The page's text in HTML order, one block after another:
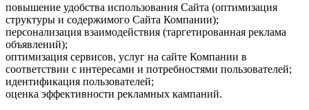
повышение удобства использования Сайта (оптимизация
структуры и содержимого Сайта Компании);
персонализация взаимодействия (таргетированная реклама
объявлений);
оптимизация сервисов, услуг на сайте Компании в
соответствии с интересами и потребностями пользователей;
идентификация пользователей;
оценка эффективности рекламных кампаний.